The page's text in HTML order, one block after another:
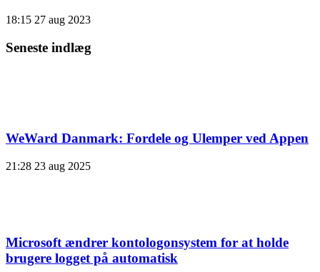
18:15 27 aug 2023
Seneste indlæg
WeWard Danmark: Fordele og Ulemper ved Appen
21:28 23 aug 2025
Microsoft ændrer kontologonsystem for at holde
brugere logget på automatisk